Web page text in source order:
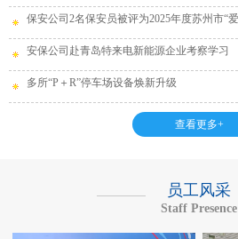
安保公司赴青岛特来电新能源企业考察学习
多所“P＋R”停车场设备焕新升级
查看更多+
员工风采
Staff Presence